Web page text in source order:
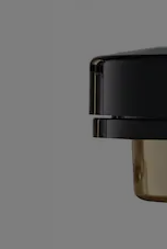
votre
ou décider
avec
sur "continuer
les cookies